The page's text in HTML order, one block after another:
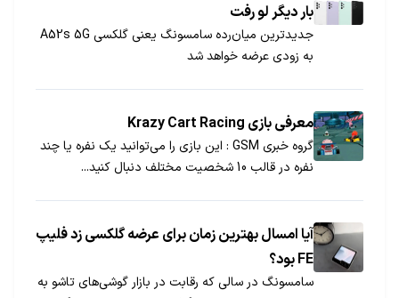
بار دیگر لو رفت
جدیدترین میان‌رده سامسونگ یعنی گلکسی A52s 5G
به زودی عرضه خواهد شد
معرفی بازی Krazy Cart Racing
گروه خبری GSM : این بازی را می‌توانید یک نفره یا چند
نفره در قالب 10 شخصیت مختلف دنبال کنید...
آیا امسال بهترین زمان برای عرضه گلکسی زد فلیپ
FE بود؟
سامسونگ در سالی که رقابت در بازار گوشی‌های تاشو به